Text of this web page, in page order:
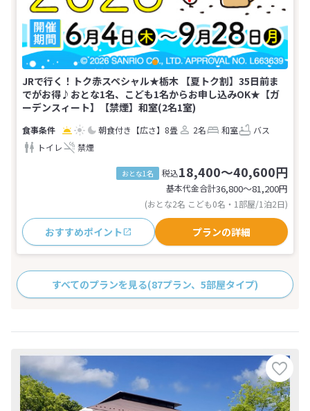
JRで行く！トク赤スペシャル★栃木 【夏トク割】35日前ま
でがお得♪おとな1名、こども1名からお申し込みOK★【ガ
ーデンスィート】【禁煙】和室(2名1室)
朝食付き 【広さ】8畳 2名 和室
バス
トイレ
禁煙
おとな1名 税込18,400～40,600円
基本代金合計36,800〜81,200円
(おとな2名 こども0名・1部屋/1泊2日)
おすすめポイント プランの詳細
すべてのプランを見る(87プラン、5部屋タイプ)